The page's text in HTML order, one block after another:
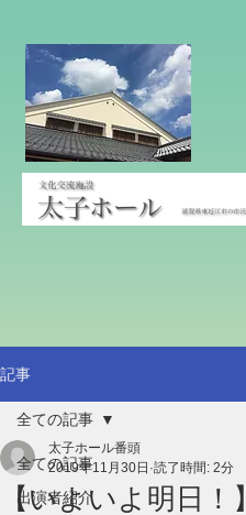
記事
全ての記事
出演者紹介
全ての記事
【いよいよ明日！】
太子ホール番頭
2019年11月30日 読了時間: 2分